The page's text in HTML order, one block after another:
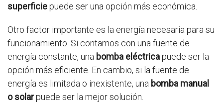
superficiepuede ser una opción más económica.
Otro factor importante es la energía necesaria para su
funcionamiento. Si contamos con una fuente de
energía constante, una bomba eléctricapuede ser la
opción más eficiente. En cambio, si la fuente de
energía es limitada o inexistente, una bomba manual
o solarpuede ser la mejor solución.